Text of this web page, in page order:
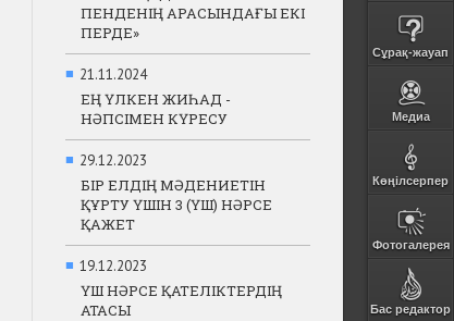
Сұрақ-жауап
Медиа
Көңілсерпер
Фотогалерея
Бас редактор
ПЕНДЕНІҢ АРАСЫНДАҒЫ ЕКІ
ПЕРДЕ»
■ 21.11.2024
ЕҢ ҮЛКЕН ЖИҺАД -
НӘПСІМЕН КҮРЕСУ
■ 29.12.2023
БІР ЕЛДІҢ МӘДЕНИЕТІН
ҚҰРТУ ҮШІН 3 (ҮШ) НӘРСЕ
ҚАЖЕТ
■ 19.12.2023
ҮШ НӘРСЕ ҚАТЕЛІКТЕРДІҢ
АТАСЫ